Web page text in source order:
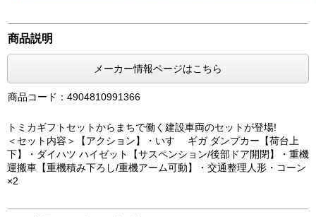
商品説明
メーカー情報ページはこちら
商品コード：4904810991366
トミカギフトセットからまちで働く建設車両のセットが登場!
＜セット内容＞【アクション】・いすゞ ギガ ダンプカー【荷台上
下】・ダイハツ ハイゼット【サスペンション/後部ドア開閉】・重機
運搬車【重機積み下ろし/重機アーム可動】・交通整理人形・コーン
×2